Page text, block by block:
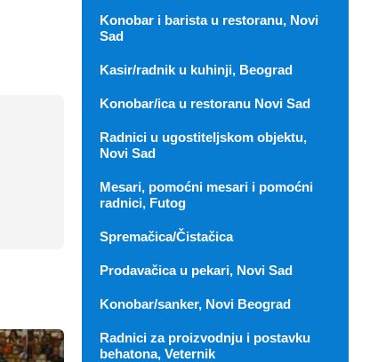
Konobar i barista u restoranu, Novi
Sad
Kasir/radnik u kuhinji, Beograd
Konobar/ica u restoranu Novi Sad
Radnici u ugostiteljskom objektu,
Novi Sad
Mesari, pomoćni mesari i pomoćni
radnici, Futog
Spremačica/Čistačica
Prodavačica u pekari, Novi Sad
Konobar/sanker, Novi Beograd
Radnici za proizvodnju i postavku
behatona, Veternik